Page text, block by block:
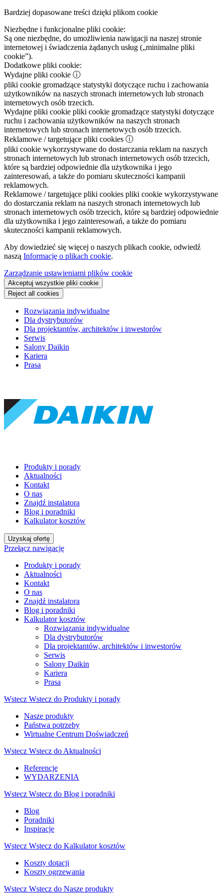
Bardziej dopasowane treści dzięki plikom cookie
Niezbędne i funkcjonalne pliki cookie:
Są one niezbędne, do umożliwienia nawigacji na naszej stronie
internetowej i świadczenia żądanych usług („minimalne pliki
cookie”).
Dodatkowe pliki cookie:
Wydajne pliki cookie ⓘ
pliki cookie gromadzące statystyki dotyczące ruchu i zachowania
użytkowników na naszych stronach internetowych lub stronach
internetowych osób trzecich.
Wydajne pliki cookie pliki cookie gromadzące statystyki dotyczące
ruchu i zachowania użytkowników na naszych stronach
internetowych lub stronach internetowych osób trzecich.
Reklamowe / targetujące pliki cookies ⓘ
pliki cookie wykorzystywane do dostarczania reklam na naszych
stronach internetowych lub stronach internetowych osób trzecich,
które są bardziej odpowiednie dla użytkownika i jego
zainteresowań, a także do pomiaru skuteczności kampanii
reklamowych.
Reklamowe / targetujące pliki cookies pliki cookie wykorzystywane
do dostarczania reklam na naszych stronach internetowych lub
stronach internetowych osób trzecich, które są bardziej odpowiednie
dla użytkownika i jego zainteresowań, a także do pomiaru
skuteczności kampanii reklamowych.
Aby dowiedzieć się więcej o naszych plikach cookie, odwiedź
naszą Informację o plikach cookie.
Zarządzanie ustawieniami plików cookie
Akceptuj wszystkie pliki cookie
Reject all cookies
Rozwiązania indywidualne
Dla dystrybutorów
Dla projektantów, architektów i inwestorów
Serwis
Salony Daikin
Kariera
Prasa
Produkty i porady
Aktualności
Kontakt
O nas
Znajdź instalatora
Blog i poradniki
Kalkulator kosztów
Uzyskaj ofertę
Przełącz nawigację
Produkty i porady
Aktualności
Kontakt
O nas
Znajdź instalatora
Blog i poradniki
Kalkulator kosztów
Rozwiązania indywidualne
Dla dystrybutorów
Dla projektantów, architektów i inwestorów
Serwis
Salony Daikin
Kariera
Prasa
Wstecz Wstecz do Produkty i porady
Nasze produkty
Państwa potrzeby
Wirtualne Centrum Doświadczeń
Wstecz Wstecz do Aktualności
Referencje
WYDARZENIA
Wstecz Wstecz do Blog i poradniki
Blog
Poradniki
Inspiracje
Wstecz Wstecz do Kalkulator kosztów
Koszty dotacji
Koszty ogrzewania
Wstecz Wstecz do Nasze produkty